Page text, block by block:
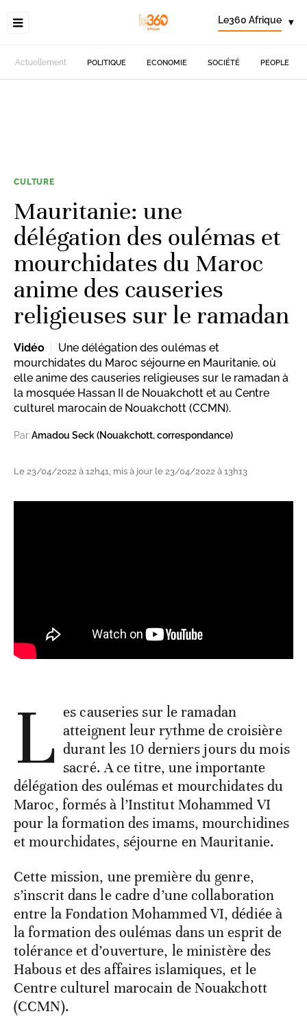
Le360 Afrique ▾
Actuellement POLITIQUE ECONOMIE SOCIÉTÉ PEOPLE
CULTURE
Mauritanie: une
délégation des oulémas et
mourchidates du Maroc
anime des causeries
religieuses sur le ramadan
Vidéo
Une délégation des oulémas et
mourchidates du Maroc séjourne en Mauritanie, où
elle anime des causeries religieuses sur le ramadan à
la mosquée Hassan II de Nouakchott et au Centre
culturel marocain de Nouakchott (CCMN).
Par Amadou Seck (Nouakchott, correspondance)
Le 23/04/2022 à 12h41, mis à jour le 23/04/2022 à 13h13
L es causeries sur le ramadan
atteignent leur rythme de croisière
durant les 10 derniers jours du mois
sacré. A ce titre, une importante
délégation des oulémas et mourchidates du
Maroc, formés à l’Institut Mohammed VI
pour la formation des imams, mourchidines
et mourchidates, séjourne en Mauritanie.
Cette mission, une première du genre,
s’inscrit dans le cadre d’une collaboration
entre la Fondation Mohammed VI, dédiée à
la formation des oulémas dans un esprit de
tolérance et d’ouverture, le ministère des
Habous et des affaires islamiques, et le
Centre culturel marocain de Nouakchott
(CCMN).